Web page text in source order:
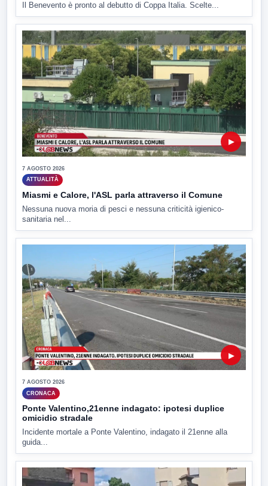
Il Benevento è pronto al debutto di Coppa Italia. Scelte...
▶
7 AGOSTO 2026
ATTUALITÀ
Miasmi e Calore, l'ASL parla attraverso il Comune
Nessuna nuova moria di pesci e nessuna criticità igienico-
sanitaria nel...
▶
7 AGOSTO 2026
CRONACA
Ponte Valentino,21enne indagato: ipotesi duplice
omicidio stradale
Incidente mortale a Ponte Valentino, indagato il 21enne alla
guida...